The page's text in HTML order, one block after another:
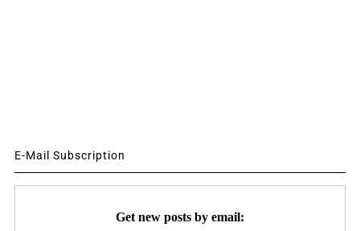
E-Mail Subscription
Get new posts by email: